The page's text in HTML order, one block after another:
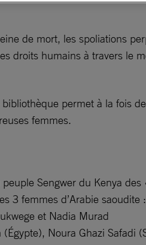
de mort, les spoliations
droits humains à travers le
permet à la fois
femmes.
Sengwer du Kenya
3 femmes d’Arabie
et Nadia Murad
Noura Ghazi Safadi